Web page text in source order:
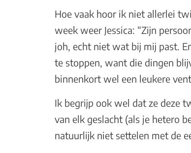
Hoe vaak hoor ik niet allerlei
week weer Jessica: “Zijn
joh, echt niet wat bij mij past.
te stoppen, want die dingen
binnenkort wel een leukere
Ik begrijp ook wel dat ze deze
van elk geslacht (als je hetero
natuurlijk niet settelen met de